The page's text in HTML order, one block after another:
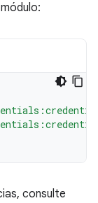
consulte